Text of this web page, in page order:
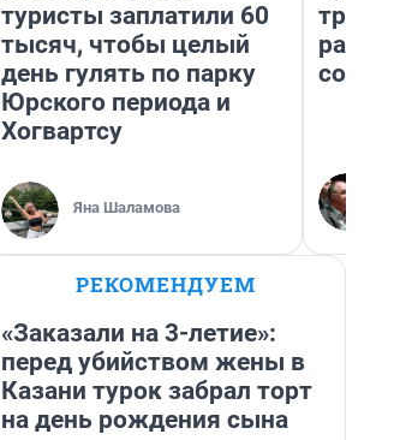
туристы заплатили 60
тысяч, чтобы целый
день гулять по парку
Юрского периода и
Хогвартсу
Яна Шаламова
РЕКОМЕНДУЕМ
«Заказали на 3-летие»:
перед убийством жены в
Казани турок забрал торт
на день рождения сына